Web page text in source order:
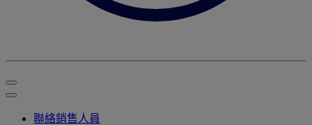
聯絡銷售人員